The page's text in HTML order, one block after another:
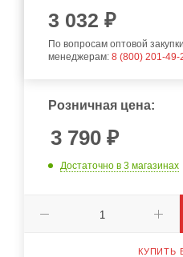
3 032 ₽
По вопросам оптовой
менеджерам: 8 (800) 201-49-
Розничная цена:
3 790 ₽
Достаточно в 3 магазинах
КУПИТЬ